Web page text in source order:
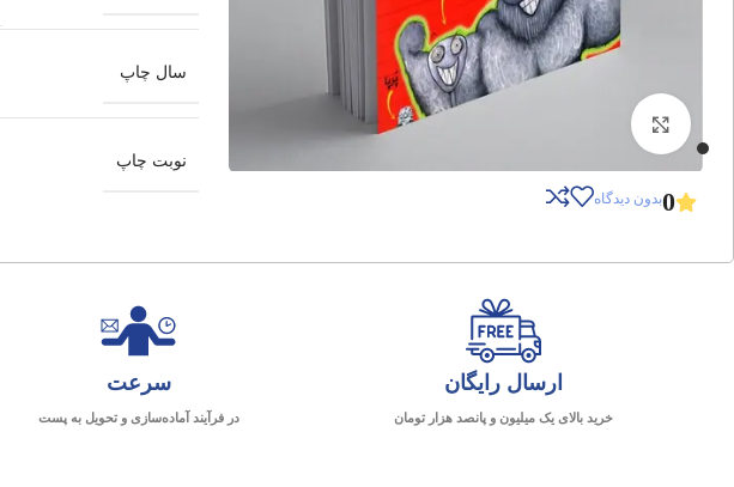
0بدون دیدگاه
سال چاپ
نوبت چاپ
ارسال رایگان
خرید بالای یک میلیون و پانصد هزار تومان
سرعت
در فرآیند آماده‌سازی و تحویل به پست